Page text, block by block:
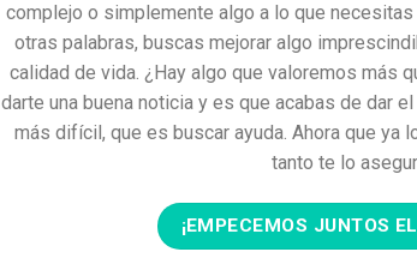
complejo o simplemente algo a lo que
otras palabras, buscas mejorar algo
calidad de vida. ¿Hay algo que valoremos más
darte una buena noticia y es que acabas de dar
más difícil, que es buscar ayuda. Ahora que ya
tanto te lo
¡EMPECEMOS JUNTOS